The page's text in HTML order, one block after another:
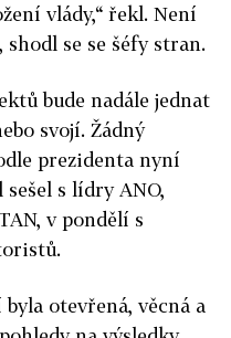
vlády,“ řekl. Není
shodl se se šéfy stran.
bude nadále jednat
svojí. Žádný
prezidenta nyní
sešel s lídry ANO,
v pondělí s
otevřená, věcná a